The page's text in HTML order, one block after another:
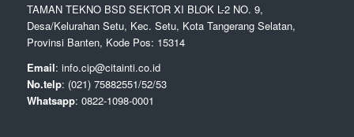
TAMAN TEKNO BSD SEKTOR XI BLOK L-2 NO. 9,
Desa/Kelurahan Setu, Kec. Setu, Kota Tangerang Selatan,
Provinsi Banten, Kode Pos: 15314
Email: info.cip@citainti.co.id
No.telp: (021) 75882551/52/53
Whatsapp: 0822-1098-0001